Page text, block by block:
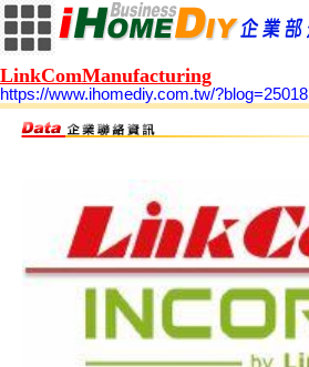
LinkComManufacturing
https://www.ihomediy.com.tw/?blog=25018